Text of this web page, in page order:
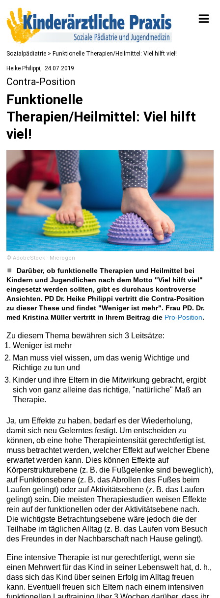
Sozialpädiatrie > Funktionelle Therapien/Heilmittel: Viel hilft viel!
Heike Philippi 24.07.2019
Contra-Position
Funktionelle
Therapien/Heilmittel: Viel hilft
viel!
© AdobeStock - Microgen
Darüber, ob funktionelle Therapien und Heilmittel bei
Kindern und Jugendlichen nach dem Motto "Viel hilft viel"
eingesetzt werden sollten, gibt es durchaus kontroverse
Ansichten. PD Dr. Heike Philippi vertritt die Contra-Position
zu dieser These und findet "Weniger ist mehr". Frau PD. Dr.
med Kristina Müller vertritt in Ihrem Beitrag die Pro-Position.
Zu diesem Thema bewähren sich 3 Leitsätze:
Weniger ist mehr
Man muss viel wissen, um das wenig Wichtige und
Richtige zu tun und
Kinder und ihre Eltern in die Mitwirkung gebracht, ergibt
sich von ganz alleine das richtige, "natürliche" Maß an
Therapie.
Ja, um Effekte zu haben, bedarf es der Wiederholung,
damit sich neu Gelerntes festigt. Um entscheiden zu
können, ob eine hohe Therapieintensität gerechtfertigt ist,
muss betrachtet werden, welcher Effekt auf welcher Ebene
erwartet werden kann. Dies können Effekte auf
Körperstrukturebene (z. B. die Fußgelenke sind beweglich),
auf Funktionsebene (z. B. das Abrollen des Fußes beim
Laufen gelingt) oder auf Aktivitätsebene (z. B. das Laufen
gelingt) sein. Die meisten Therapiestudien weisen Effekte
rein auf der funktionellen oder der Aktivitätsebene nach.
Die wichtigste Betrachtungsebene wäre jedoch die der
Teilhabe im täglichen Alltag (z. B. das Laufen vom Besuch
des Freundes in der Nachbarschaft nach Hause gelingt).
Eine intensive Therapie ist nur gerechtfertigt, wenn sie
einen Mehrwert für das Kind in seiner Lebenswelt hat, d. h.,
dass sich das Kind über seinen Erfolg im Alltag freuen
kann. Eventuell freuen sich Eltern nach einem intensiven